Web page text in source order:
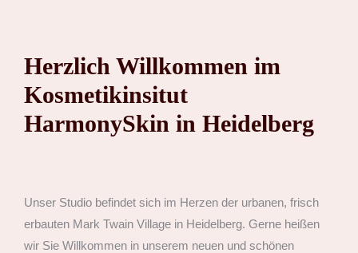
Herzlich Willkommen im
Kosmetikinsitut
HarmonySkin in Heidelberg
Unser Studio befindet sich im Herzen der urbanen, frisch
erbauten Mark Twain Village in Heidelberg. Gerne heißen
wir Sie Willkommen in unserem neuen und schönen